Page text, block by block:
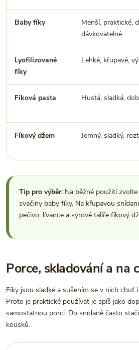
Baby fíky
Menší, praktické,
dávkovatelné.
Lyofilizované
fíky
Lehké, křupavé,
Fíková pasta Hustá, sladká,
Fíkový džem Jemný, sladký,
Tip pro výběr: Na běžné použití
svačiny baby fíky. Na křupavou
pečivo, lívance a sýrové talíře fíkový
Porce, skladování a na
Fíky jsou sladké a sušením se v nich chuť
Proto je praktické používat je spíš jako
samostatnou porci. Do snídaně často
kousků.